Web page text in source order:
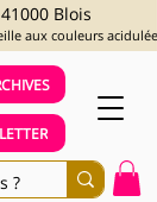
41000 Blois
aux couleurs